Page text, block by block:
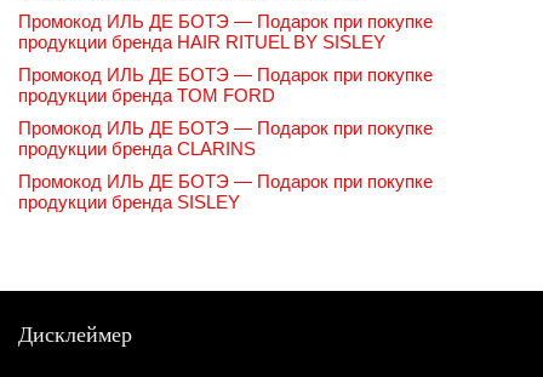
Промокод ИЛЬ ДЕ БОТЭ — Подарок при покупке
продукции бренда HAIR RITUEL BY SISLEY
Промокод ИЛЬ ДЕ БОТЭ — Подарок при покупке
продукции бренда TOM FORD
Промокод ИЛЬ ДЕ БОТЭ — Подарок при покупке
продукции бренда CLARINS
Промокод ИЛЬ ДЕ БОТЭ — Подарок при покупке
продукции бренда SISLEY
Дисклеймер